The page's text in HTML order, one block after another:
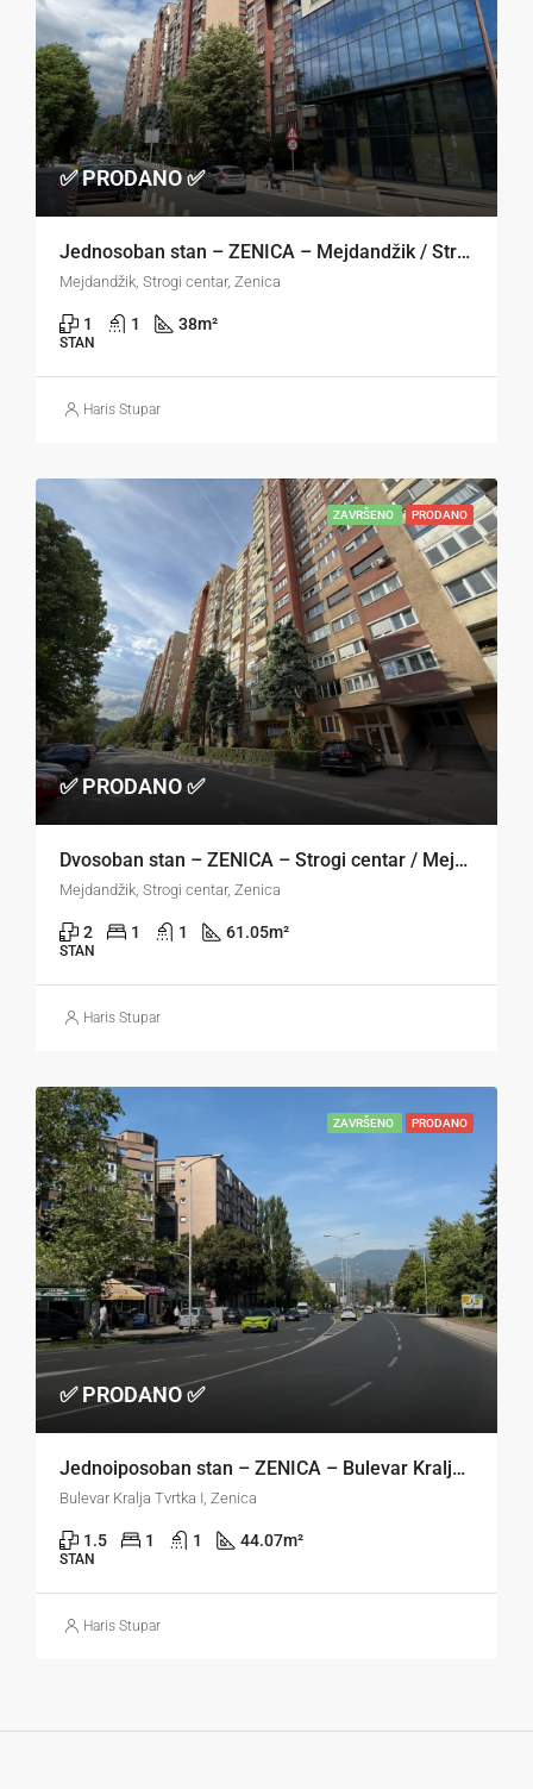
✅ PRODANO ✅
Jednosoban stan – ZENICA – Mejdandžik / Strogi centar
Mejdandžik, Strogi centar, Zenica
1 1 38m²
STAN
Haris Stupar
ZAVRŠENO PRODANO
✅ PRODANO ✅
Dvosoban stan – ZENICA – Strogi centar / Mejdandžik
Mejdandžik, Strogi centar, Zenica
2 1 1 61.05m²
STAN
Haris Stupar
ZAVRŠENO PRODANO
✅ PRODANO ✅
Jednoiposoban stan – ZENICA – Bulevar Kralja Tvrtka
Bulevar Kralja Tvrtka I, Zenica
1.5 1 1 44.07m²
STAN
Haris Stupar